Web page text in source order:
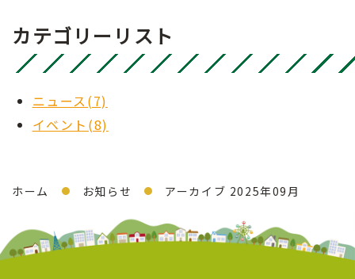
カテゴリーリスト
ニュース(7)
イベント(8)
ホーム お知らせ アーカイブ 2025年09月